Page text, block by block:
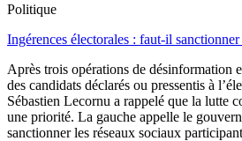
Politique
Ingérences électorales : faut-il
Après trois opérations de désinformation
des candidats déclarés ou pressentis à
Sébastien Lecornu a rappelé que la lutte
une priorité. La gauche appelle le
sanctionner les réseaux sociaux